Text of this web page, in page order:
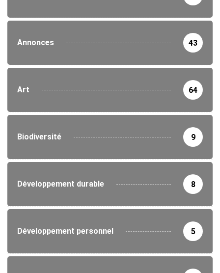
Annonces 43
Art 64
Biodiversité 9
Développement durable 8
Développement personnel 5